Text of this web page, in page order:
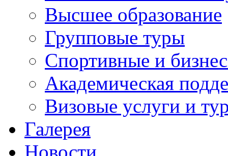
Высшее образование
Групповые туры
Спортивные и
Академическая
Визовые услуги и
Галерея